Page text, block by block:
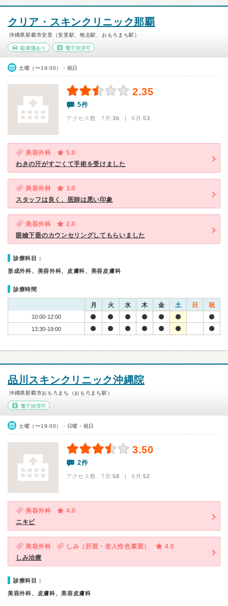
クリア・スキンクリニック那覇
沖縄県那覇市安里（安里駅、牧志駅、おもろまち駅）
駐車場あり 電子決済可
土曜（〜19:00）・祝日
2.35
5件
アクセス数 7月:36 | 6月:53
美容外科
5.0
わきの汗がすごくて手術を受けました
美容外科
3.0
スタッフは良く、医師は悪い印象
美容外科
2.0
眼瞼下垂のカウンセリングしてもらいました
診療科目：
形成外科、美容外科、皮膚科、美容皮膚科
診療時間
月 火 水 木 金 土 日 祝
10:00-12:00
13:30-19:00
品川スキンクリニック沖縄院
沖縄県那覇市おもろまち（おもろまち駅）
電子決済可
土曜（〜19:00）・日曜・祝日
3.50
2件
アクセス数 7月:58 | 6月:52
美容外科
4.0
ニキビ
美容外科 しみ（肝斑・老人性色素斑）
4.0
しみ治療
診療科目：
美容外科、皮膚科、美容皮膚科